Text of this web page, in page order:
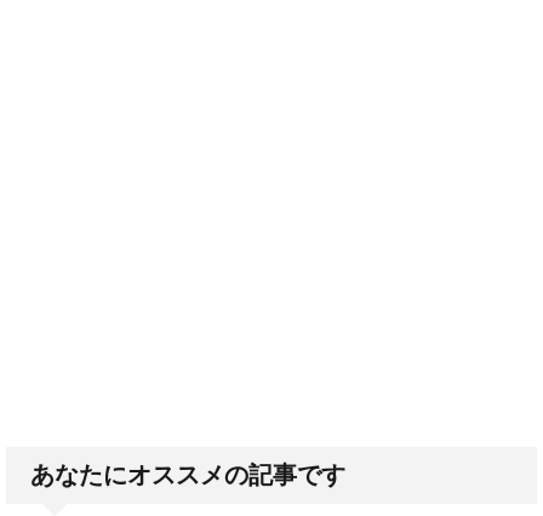
あなたにオススメの記事です